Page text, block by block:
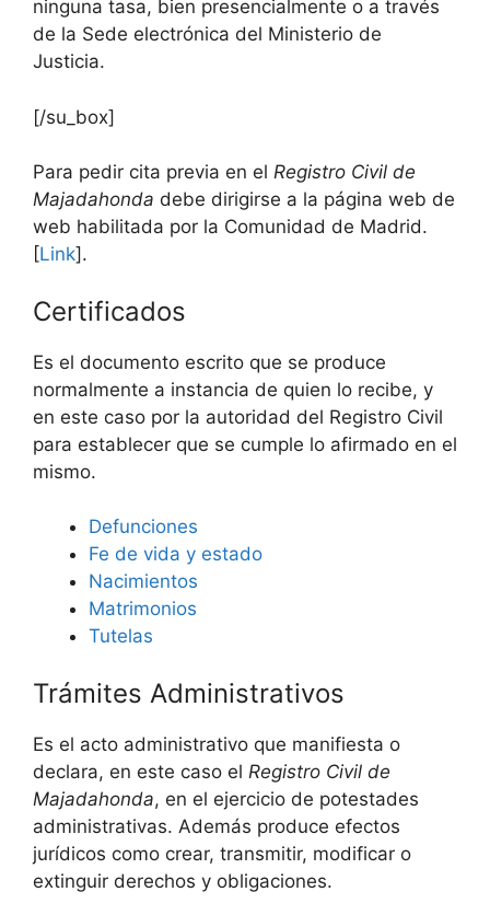
ninguna tasa, bien presencialmente o a través
de la Sede electrónica del Ministerio de
Justicia.
[/su_box]
Para pedir cita previa en el Registro Civil de
Majadahonda debe dirigirse a la página web de
web habilitada por la Comunidad de Madrid.
[Link].
Certificados
Es el documento escrito que se produce
normalmente a instancia de quien lo recibe, y
en este caso por la autoridad del Registro Civil
para establecer que se cumple lo afirmado en el
mismo.
Defunciones
Fe de vida y estado
Nacimientos
Matrimonios
Tutelas
Trámites Administrativos
Es el acto administrativo que manifiesta o
declara, en este caso el Registro Civil de
Majadahonda, en el ejercicio de potestades
administrativas. Además produce efectos
jurídicos como crear, transmitir, modificar o
extinguir derechos y obligaciones.